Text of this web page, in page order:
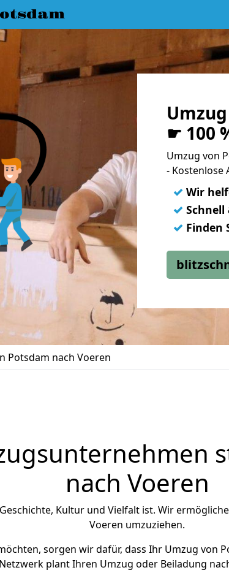
☛ 100
Umzug von
- Kostenlose
✓ Wir
✓
✓ Finden
Potsdam nach Voeren
nach Voeren
Kultur und Vielfalt ist. Wir
Voeren umzuziehen.
sorgen wir dafür, dass Ihr Umzug von
plant Ihren Umzug oder Beiladung